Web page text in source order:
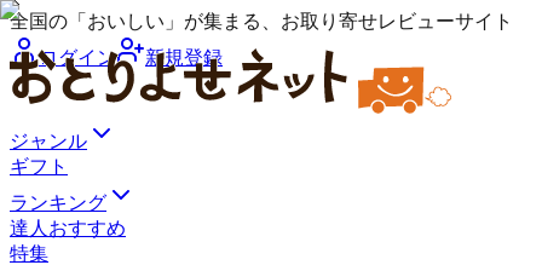
全国の「おいしい」が集まる、お取り寄せレビューサイト
ログイン
新規登録
ジャンル
ギフト
ランキング
達人おすすめ
特集